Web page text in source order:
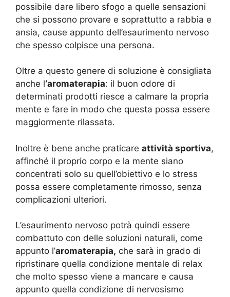
possibile dare libero sfogo a quelle sensazioni
che si possono provare e soprattutto a rabbia e
ansia, cause appunto dell’esaurimento nervoso
che spesso colpisce una persona.
Oltre a questo genere di soluzione è consigliata
anche l‘aromaterapia: il buon odore di
determinati prodotti riesce a calmare la propria
mente e fare in modo che questa possa essere
maggiormente rilassata.
Inoltre è bene anche praticare attività sportiva,
affinché il proprio corpo e la mente siano
concentrati solo su quell’obiettivo e lo stress
possa essere completamente rimosso, senza
complicazioni ulteriori.
L’esaurimento nervoso potrà quindi essere
combattuto con delle soluzioni naturali, come
appunto l’aromaterapia, che sarà in grado di
ripristinare quella condizione mentale di relax
che molto spesso viene a mancare e causa
appunto quella condizione di nervosismo